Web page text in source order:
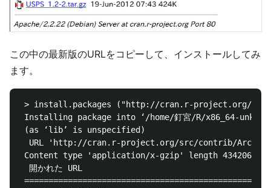
この中の最新版のURLをコピーして、インストールしてみ
ます。
> install.packages ("http://cran.r-project.org/src/
Installing package into ‘/home/釘宮/R/x86_64-
(as ‘lib’ is unspecified)
URL 'http://cran.r-project.org/src/contrib/
Content type 'application/x-gzip' length 434206
  開かれた URL
==================================================